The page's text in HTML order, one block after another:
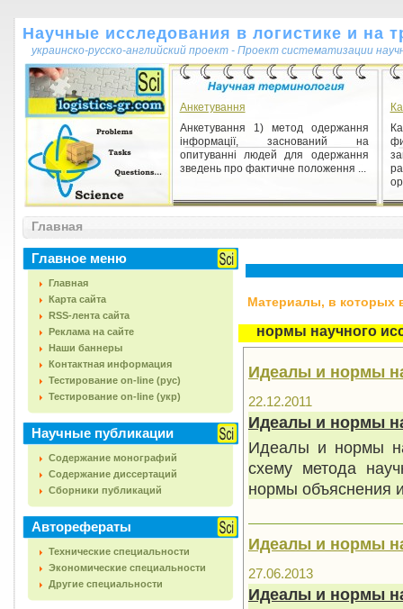
Научные исследования в логистике и на
украинско-русско-английский проект - Проект систематизации
Анкетування
Анкетування 1) метод одержання
інформації, заснований на
опитуванні людей для одержання
зведень про фактичне положення ...
Процес (лат. processus - хід,
походження, просування)
походження, просування) 1)
закономірна, послідовна, безупинна
зміна наступних друг за дру...
Главная
Главное меню
Главная
Карта сайта
RSS-лента сайта
Реклама на сайте
Наши баннеры
Контактная информация
Тестирование on-line (рус)
Тестирование on-line (укр)
Научные публикации
Содержание монографий
Содержание диссертаций
Сборники публикаций
Авторефераты
Технические специальности
Экономические специальности
Другие специальности
Материалы, в которых
нормы научного
Идеалы и нормы
22.12.2011
Идеалы и нормы
Идеалы и нормы
схему метода
нормы объяснения
Идеалы и нормы
27.06.2013
Идеалы и нормы